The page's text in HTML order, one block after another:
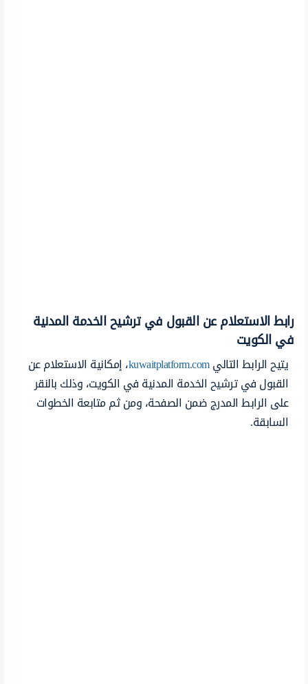
رابط الاستعلام عن القبول في ترشيح الخدمة المدنية
في الكويت
يتيح الرابط التاليkuwaitplatform.com، إمكانية الاستعلام عن
القبول في ترشيح الخدمة المدنية في الكويت، وذلك بالنقر
على الرابط المدرج ضمن الصفحة، ومن ثم متابعة الخطوات
السابقة.